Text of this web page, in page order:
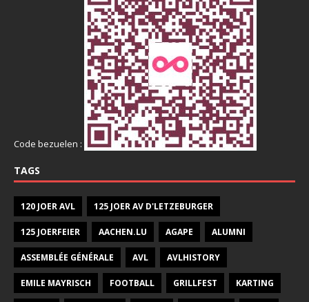
Code bezuelen :
TAGS
120 JOER AVL 125 JOER AV D'LETZEBURGER
125 JOERFEIER AACHEN.LU AGAPE ALUMNI
ASSEMBLÉE GÉNÉRALE AVL AVLHISTORY
EMILE MAYRISCH FOOTBALL GRILLFEST KARTING